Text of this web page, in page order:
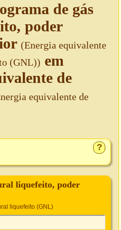
de gás
poder
(Energia equivalente
(GNL)) em
de
equivalente de
?
liquefeito, poder
liquefeito (GNL)